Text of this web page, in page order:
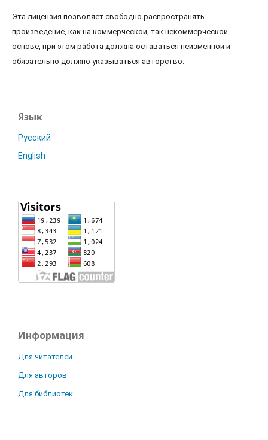
Эта лицензия позволяет свободно распространять
произведение, как на коммерческой, так некоммерческой
основе, при этом работа должна оставаться неизменной и
обязательно должно указываться авторство.
Язык
Русский
English
Информация
Для читателей
Для авторов
Для библиотек